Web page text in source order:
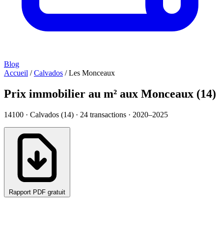
Blog
Accueil / Calvados / Les Monceaux
Prix immobilier au m² aux Monceaux (14)
14100 · Calvados (14) · 24 transactions · 2020–2025
Rapport PDF gratuit